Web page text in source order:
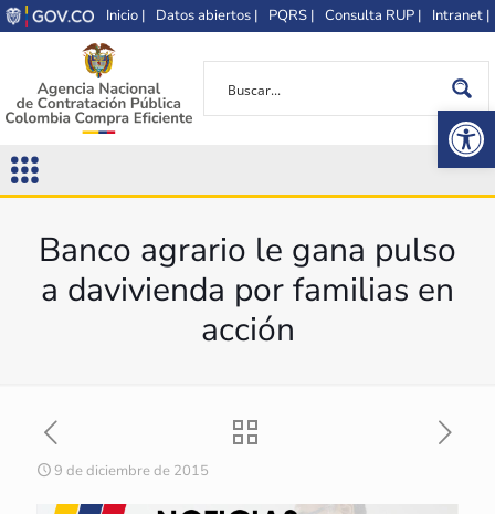
Inicio | Datos abiertos | PQRS | Consulta RUP | Intranet |
Banco agrario le gana pulso
a davivienda por familias en
acción
9 de diciembre de 2015